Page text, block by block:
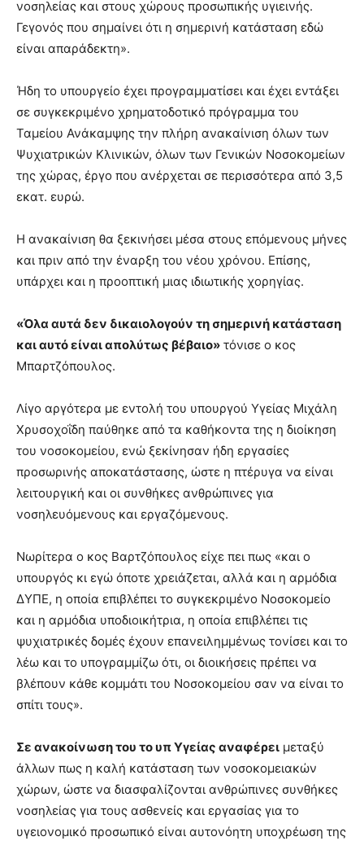
νοσηλείας και στους χώρους προσωπικής υγιεινής.
Γεγονός που σημαίνει ότι η σημερινή κατάσταση εδώ
είναι απαράδεκτη».
Ήδη το υπουργείο έχει προγραμματίσει και έχει εντάξει
σε συγκεκριμένο χρηματοδοτικό πρόγραμμα του
Ταμείου Ανάκαμψης την πλήρη ανακαίνιση όλων των
Ψυχιατρικών Κλινικών, όλων των Γενικών Νοσοκομείων
της χώρας, έργο που ανέρχεται σε περισσότερα από 3,5
εκατ. ευρώ.
Η ανακαίνιση θα ξεκινήσει μέσα στους επόμενους μήνες
και πριν από την έναρξη του νέου χρόνου. Επίσης,
υπάρχει και η προοπτική μιας ιδιωτικής χορηγίας.
«Όλα αυτά δεν δικαιολογούν τη σημερινή κατάσταση
και αυτό είναι απολύτως βέβαιο» τόνισε ο κος
Μπαρτζόπουλος.
Λίγο αργότερα με εντολή του υπουργού Υγείας Μιχάλη
Χρυσοχοΐδη παύθηκε από τα καθήκοντα της η διοίκηση
του νοσοκομείου, ενώ ξεκίνησαν ήδη εργασίες
προσωρινής αποκατάστασης, ώστε η πτέρυγα να είναι
λειτουργική και οι συνθήκες ανθρώπινες για
νοσηλευόμενους και εργαζόμενους.
Νωρίτερα ο κος Βαρτζόπουλος είχε πει πως «και ο
υπουργός κι εγώ όποτε χρειάζεται, αλλά και η αρμόδια
ΔΥΠΕ, η οποία επιβλέπει το συγκεκριμένο Νοσοκομείο
και η αρμόδια υποδιοικήτρια, η οποία επιβλέπει τις
ψυχιατρικές δομές έχουν επανειλημμένως τονίσει και το
λέω και το υπογραμμίζω ότι, οι διοικήσεις πρέπει να
βλέπουν κάθε κομμάτι του Νοσοκομείου σαν να είναι το
σπίτι τους».
Σε ανακοίνωση του το υπ Υγείας αναφέρει μεταξύ
άλλων πως η καλή κατάσταση των νοσοκομειακών
χώρων, ώστε να διασφαλίζονται ανθρώπινες συνθήκες
νοσηλείας για τους ασθενείς και εργασίας για το
υγειονομικό προσωπικό είναι αυτονόητη υποχρέωση της